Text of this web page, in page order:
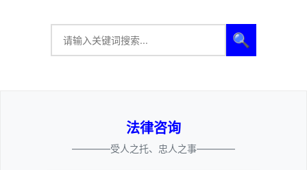
🔍
法律咨询
————受人之托、忠人之事————